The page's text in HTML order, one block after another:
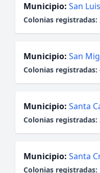
Municipio: San
Colonias registradas:
Municipio: San
Colonias registradas:
Municipio: Santa
Colonias registradas:
Municipio: Santa
Colonias registradas: